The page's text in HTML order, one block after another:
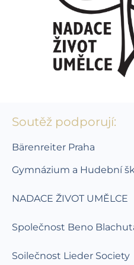
Soutěž podporují:
Bärenreiter Praha
Gymnázium a Hudební
NADACE ŽIVOT UMĚLCE
Společnost Beno
Soilečnost Lieder Society